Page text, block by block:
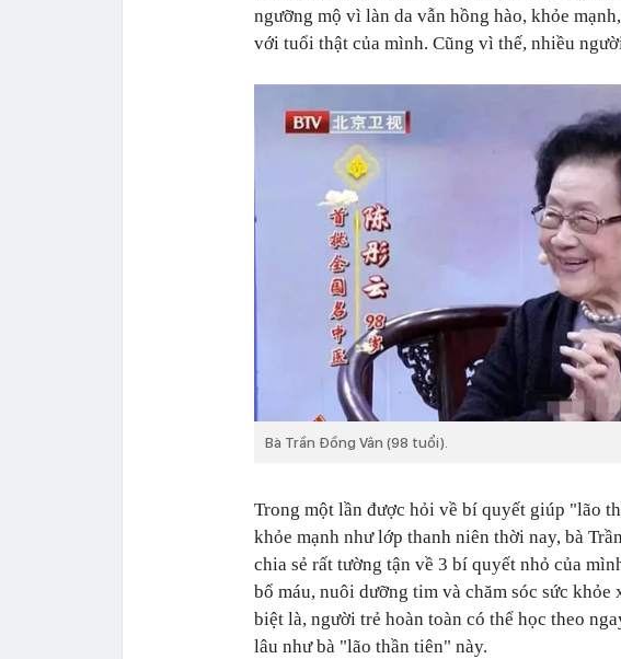
ngưỡng mộ vì làn da vẫn hồng hào, khỏe
với tuổi thật của mình. Cũng vì thế, nhiều
Bà Trần Đồng Vân (98 tuổi).
Trong một lần được hỏi về bí quyết giúp "lão
khỏe mạnh như lớp thanh niên thời nay, bà
chia sẻ rất tường tận về 3 bí quyết nhỏ của
bổ máu, nuôi dưỡng tim và chăm sóc sức
biệt là, người trẻ hoàn toàn có thể học theo
lâu như bà "lão thần tiên" này.